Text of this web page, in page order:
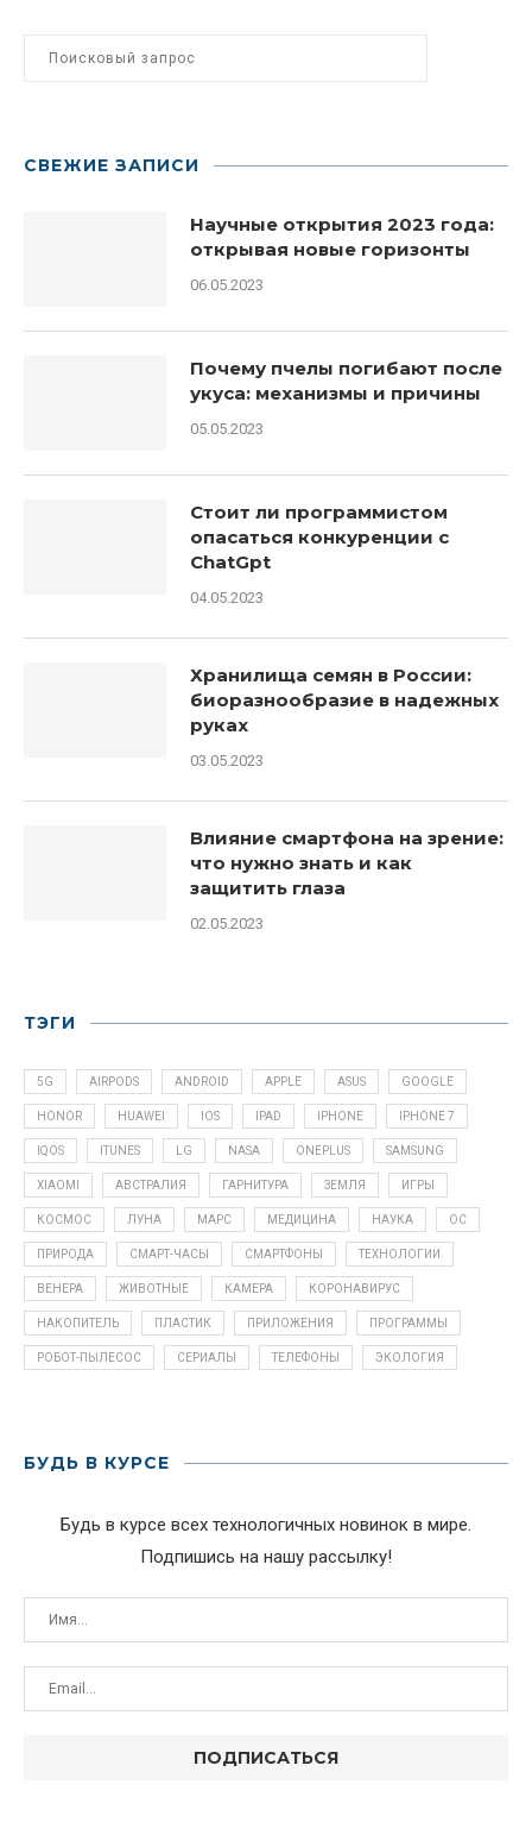
СВЕЖИЕ ЗАПИСИ
Научные открытия 2023 года:
открывая новые горизонты
06.05.2023
Почему пчелы погибают после
укуса: механизмы и причины
05.05.2023
Стоит ли программистом
опасаться конкуренции с
ChatGpt
04.05.2023
Хранилища семян в России:
биоразнообразие в надежных
руках
03.05.2023
Влияние смартфона на зрение:
что нужно знать и как
защитить глаза
02.05.2023
ТЭГИ
5G AIRPODS ANDROID APPLE ASUS GOOGLE
HONOR HUAWEI IOS IPAD IPHONE IPHONE 7
IQOS ITUNES LG NASA ONEPLUS SAMSUNG
XIAOMI АВСТРАЛИЯ ГАРНИТУРА ЗЕМЛЯ ИГРЫ
КОСМОС ЛУНА МАРС МЕДИЦИНА НАУКА ОС
ПРИРОДА СМАРТ-ЧАСЫ СМАРТФОНЫ ТЕХНОЛОГИИ
ВЕНЕРА ЖИВОТНЫЕ КАМЕРА КОРОНАВИРУС
НАКОПИТЕЛЬ ПЛАСТИК ПРИЛОЖЕНИЯ ПРОГРАММЫ
РОБОТ-ПЫЛЕСОС СЕРИАЛЫ ТЕЛЕФОНЫ ЭКОЛОГИЯ
БУДЬ В КУРСЕ
Будь в курсе всех технологичных новинок в мире.
Подпишись на нашу рассылку!